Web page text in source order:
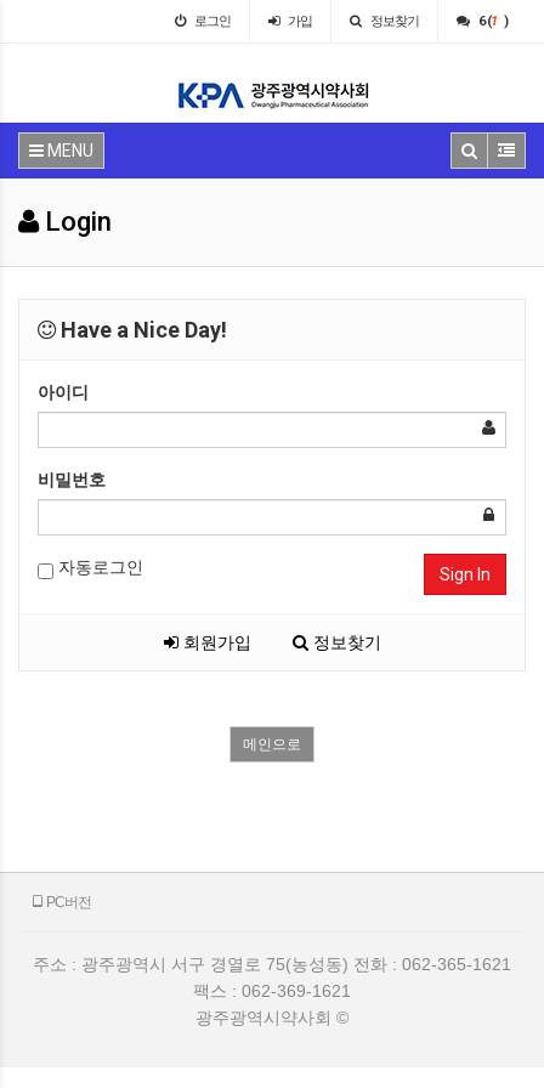
로그인 가입 정보찾기 6 (1 )
MENU
Login
Have a Nice Day!
아이디
비밀번호
자동로그인 Sign In
회원가입 정보찾기
메인으로
PC버전
주소 : 광주광역시 서구 경열로 75(농성동) 전화 : 062-365-1621
팩스 : 062-369-1621
광주광역시약사회 ©